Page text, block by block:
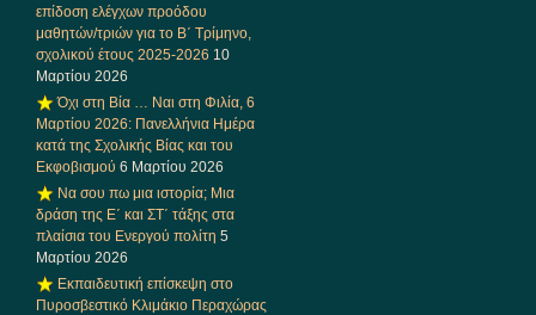
επίδοση ελέγχων προόδου
μαθητών/τριών για το Β΄ Τρίμηνο,
σχολικού έτους 2025-2026 10
Μαρτίου 2026
Όχι στη Βία … Ναι στη Φιλία, 6
Μαρτίου 2026: Πανελλήνια Ημέρα
κατά της Σχολικής Βίας και του
Εκφοβισμού 6 Μαρτίου 2026
Να σου πω μια ιστορία; Μια
δράση της Ε΄ και ΣΤ΄ τάξης στα
πλαίσια του Ενεργού πολίτη 5
Μαρτίου 2026
Εκπαιδευτική επίσκεψη στο
Πυροσβεστικό Κλιμάκιο Περαχώρας